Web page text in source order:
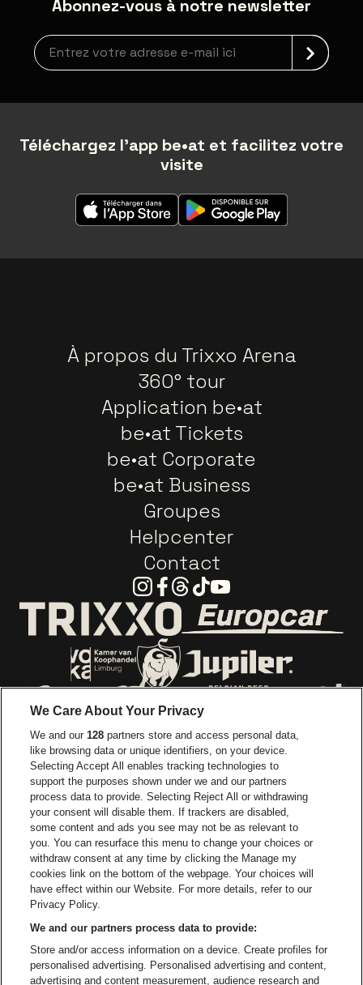
Abonnez-vous à notre newsletter
Inscription à la newsletter
Téléchargez l'app be•at et facilitez votre
visite
À propos du Trixxo Arena
360° tour
Application be•at
be•at Tickets
be•at Corporate
be•at Business
Groupes
Helpcenter
Contact
Instagram
Facebook
Threads
TiktokYoutube
Visitez le site de Trixxo
Visitez le site de Voka Limburg
Visitez le site de Coca-Cola
Visitez le site de Red Bull
Visitez le
Visitez le site de Champagne Pommery
Visitez le site de Le
Visitez le site de Le logo Lillet en
Visitez le site
Visitez le site de Holiday Inn
Visitez le site
Trixxo Arena fait partie debe•at
Trixxo Arena
Be-At Venues
Schijnpoortweg 119, 2170 Anvers
BTW (BE) 0461.051.688 - RPR Antwerpen
We Care About Your Privacy
We and our128 partners store and access personal data,
like browsing data or unique identifiers, on your device.
Selecting Accept All enables tracking technologies to
support the purposes shown under we and our partners
process data to provide. Selecting Reject All or withdrawing
your consent will disable them. If trackers are disabled,
some content and ads you see may not be as relevant to
you. You can resurface this menu to change your choices or
withdraw consent at any time by clicking the Manage my
cookies link on the bottom of the webpage. Your choices will
have effect within our Website. For more details, refer to our
Privacy Policy.
We and our partners process data to provide:
Store and/or access information on a device. Create profiles for
personalised advertising. Personalised advertising and content,
advertising and content measurement, audience research and